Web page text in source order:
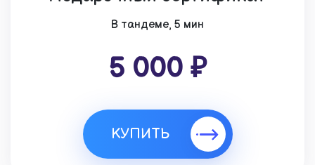
В тандеме, 5 мин
5 000 ₽
КУПИТЬ